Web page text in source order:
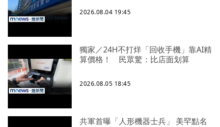
2026.08.04 19:45
獨家／24H不打烊「回收手機」靠AI精
算價格！ 民眾驚：比店面划算
2026.08.05 18:45
共軍首曝「人形機器士兵」 美罕點名